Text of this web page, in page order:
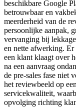
beschikbare Google
betrouwbaar en
meerderheid van de
persoonlijke aanpak,
vervanging bij
en nette afwerking.
een klant klaagt over
na een aanvraag
de pre-sales fase niet
het reviewbeeld op
servicekwaliteit,
opvolging richting